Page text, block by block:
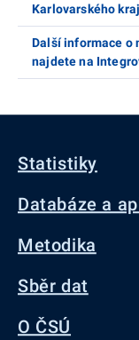
Karlovarského
Další informace o
najdete na
Statistiky
Databáze a
Metodika
Sběr dat
O ČSÚ